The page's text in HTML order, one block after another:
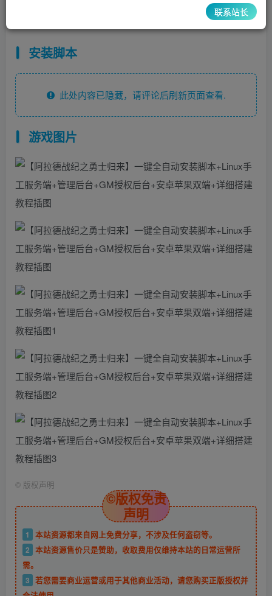
免费脚本，评论可见，小白可以看看置顶帖子使用脚本
安装脚本
此处内容已隐藏，请评论后刷新页面查看.
游戏图片
© 版权声明
©版权免责
声明
1
本站资源都来自网上免费分享，不涉及任何盗窃等。
2 本站资源售价只是赞助，收取费用仅维持本站的日常运营所
需。
3 若您需要商业运营或用于其他商业活动，请您购买正版授权并
联系站长